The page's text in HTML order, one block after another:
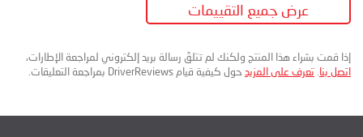
عرض جميع التقييمات
إذا قمت بشراء هذا المنتج ولكنك لم تتلقَ رسالة بريد إلكتروني لمراجعة الإطارات،
اتصل بنا تعرف على المزيد حول كيفية قيام DriverReviews بمراجعة التعليقات.